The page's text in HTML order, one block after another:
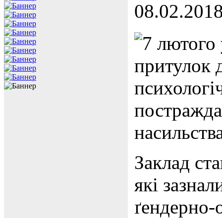
7 лютого
притулок
Заклад
які
ґендерно-